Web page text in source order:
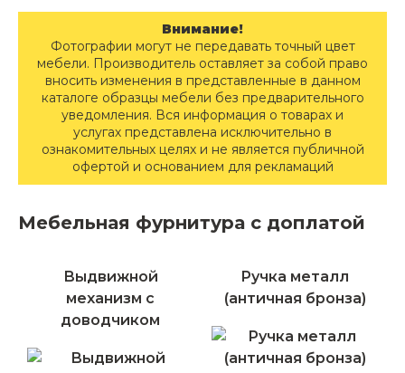
Внимание!
Фотографии могут не передавать точный цвет
мебели. Производитель оставляет за собой право
вносить изменения в представленные в данном
каталоге образцы мебели без предварительного
уведомления. Вся информация о товарах и
услугах представлена исключительно в
ознакомительных целях и не является публичной
офертой и основанием для рекламаций
Мебельная фурнитура с доплатой
Выдвижной
механизм с
доводчиком
Ручка металл
(античная бронза)